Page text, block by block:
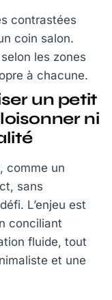
contrastées
coin salon.
les zones
à chacune.
un petit
ni
comme un
sans
L’enjeu est
conciliant
fluide, tout
et une